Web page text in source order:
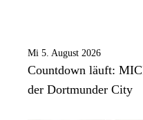
Mi 5. August 2026
Countdown läuft:
der Dortmunder City